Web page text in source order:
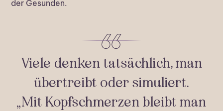
der Gesunden.
Viele denken tatsächlich, man
übertreibt oder simuliert.
„Mit Kopfschmerzen bleibt man